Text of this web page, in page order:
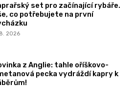
set pro začínající rybáře.
co potřebujete na první
2026
z Anglie: tahle oříškovo-
pecka vydráždí kapry k